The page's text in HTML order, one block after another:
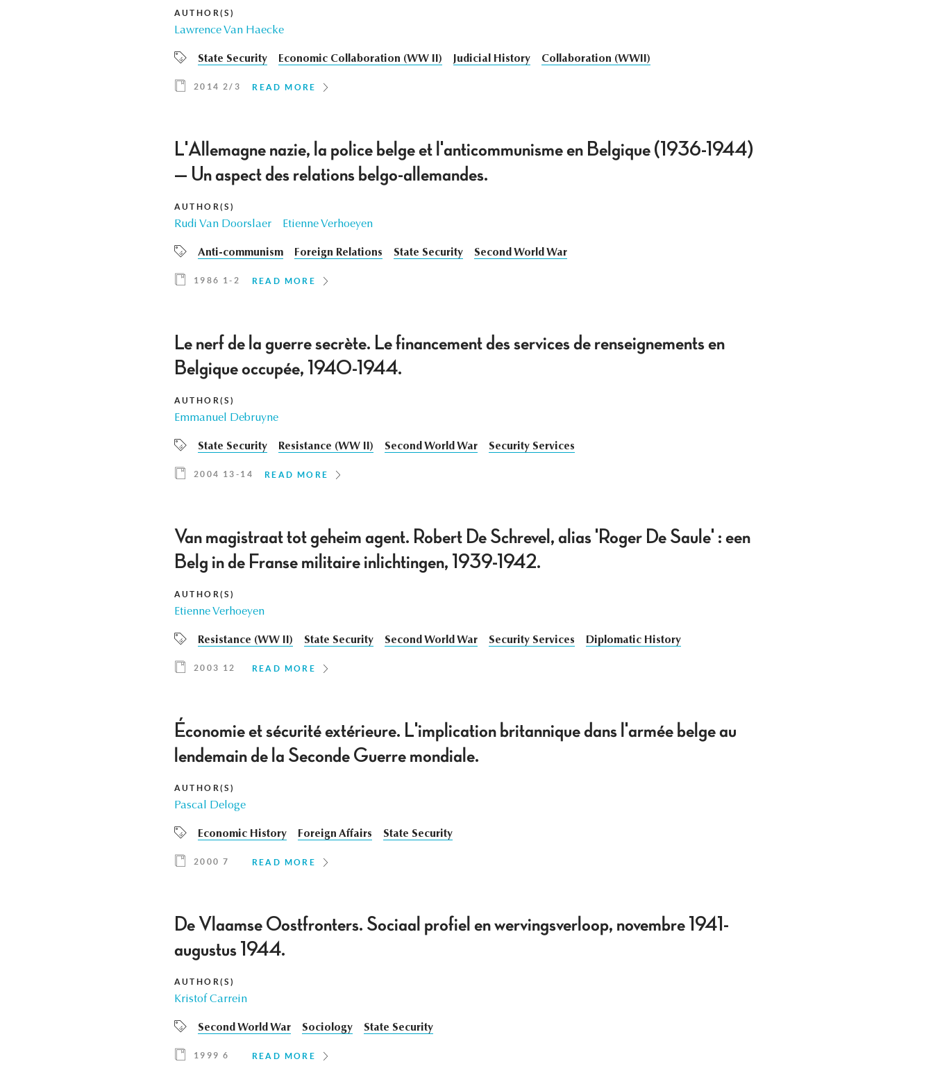
AUTHOR(S)
Lawrence Van Haecke
State Security Economic Collaboration (WW II) Judicial History Collaboration (WWII)
2014 2/3 READ MORE
L'Allemagne nazie, la police belge et l'anticommunisme en Belgique (1936-1944)
— Un aspect des relations belgo-allemandes.
AUTHOR(S)
Rudi Van Doorslaer Etienne Verhoeyen
Anti-communism Foreign Relations State Security Second World War
1986 1-2 READ MORE
Le nerf de la guerre secrète. Le financement des services de renseignements en
Belgique occupée, 1940-1944.
AUTHOR(S)
Emmanuel Debruyne
State Security Resistance (WW II) Second World War Security Services
2004 13-14 READ MORE
Van magistraat tot geheim agent. Robert De Schrevel, alias 'Roger De Saule' : een
Belg in de Franse militaire inlichtingen, 1939-1942.
AUTHOR(S)
Etienne Verhoeyen
Resistance (WW II) State Security Second World War Security Services Diplomatic History
2003 12 READ MORE
Économie et sécurité extérieure. L'implication britannique dans l'armée belge au
lendemain de la Seconde Guerre mondiale.
AUTHOR(S)
Pascal Deloge
Economic History Foreign Affairs State Security
2000 7 READ MORE
De Vlaamse Oostfronters. Sociaal profiel en wervingsverloop, novembre 1941-
augustus 1944.
AUTHOR(S)
Kristof Carrein
Second World War Sociology State Security
1999 6 READ MORE